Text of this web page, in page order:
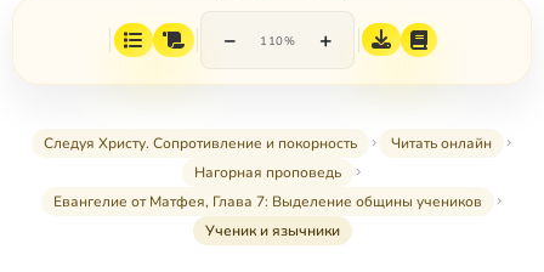
− 110% +
Следуя Христу. Сопротивление и покорность
Читать онлайн
Нагорная проповедь
Евангелие от Матфея, Глава 7: Выделение общины учеников
Ученик и язычники